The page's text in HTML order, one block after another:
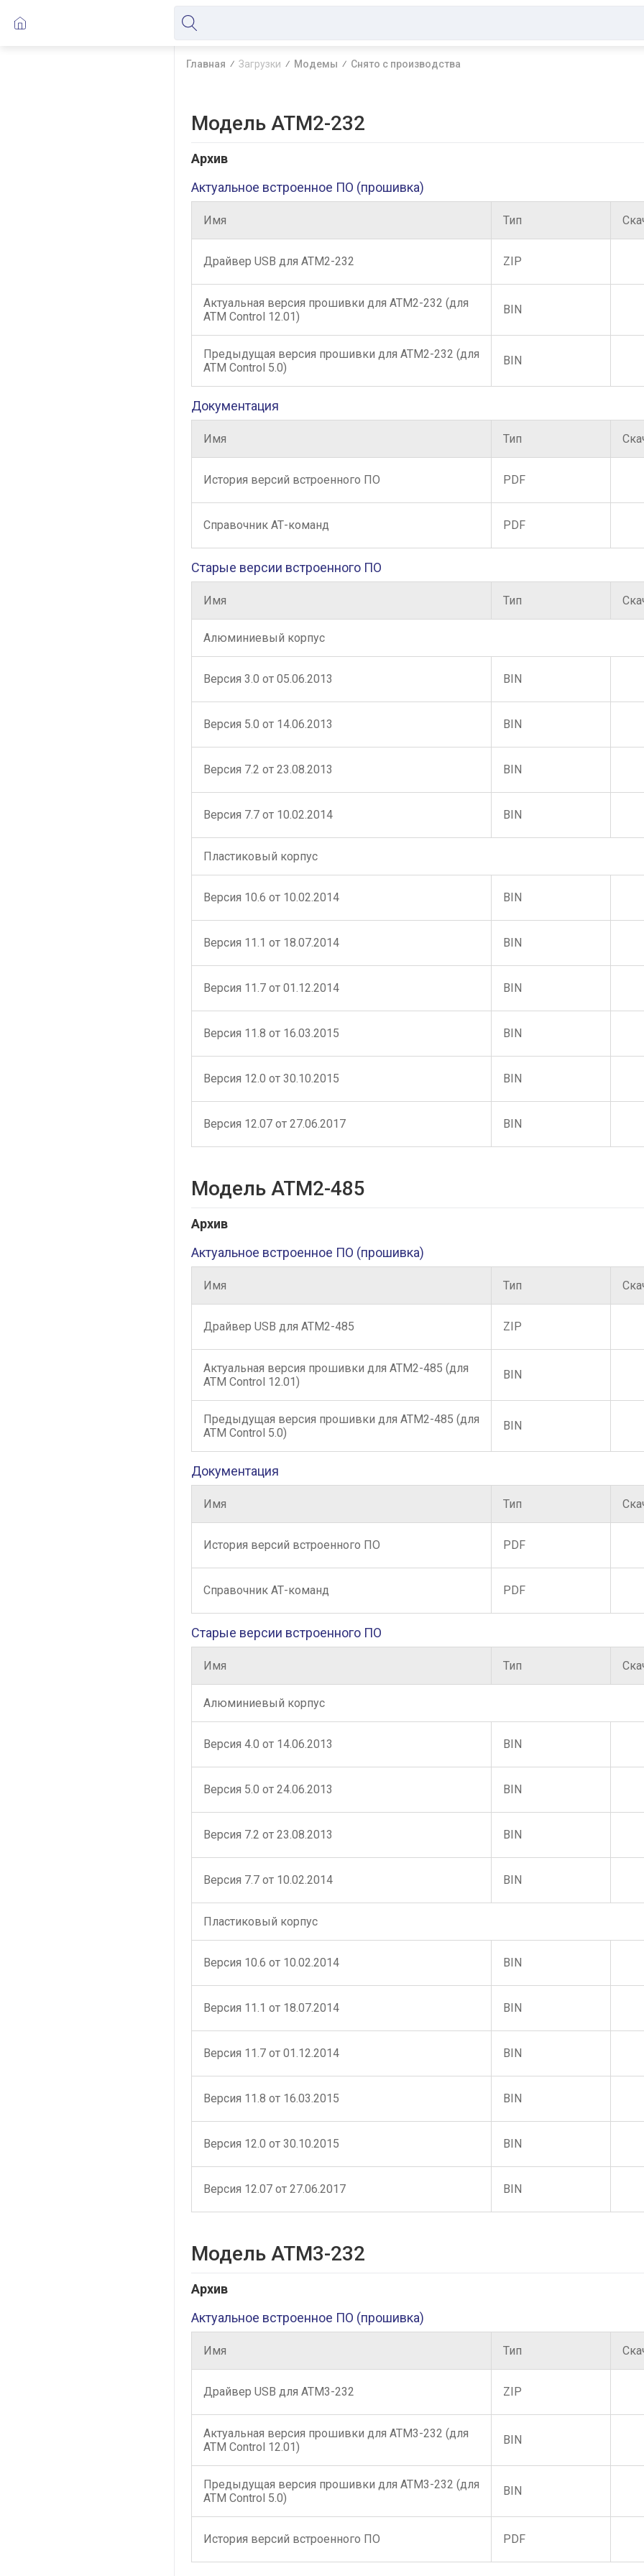
Главная Загрузки Модемы Снято с производства
Модель ATM2-232
Архив
Актуальное встроенное ПО (прошивка)
Имя Тип
Драйвер USB для АТМ2-232 ZIP
Актуальная версия прошивки для АТМ2-232 (для
ATM Control 12.01)
BIN
Предыдущая версия прошивки для АТМ2-232 (для
ATM Control 5.0)
BIN
Документация
Имя Тип
История версий встроенного ПО PDF
Справочник АТ-команд PDF
Старые версии встроенного ПО
Имя Тип
Алюминиевый корпус
Версия 3.0 от 05.06.2013 BIN
Версия 5.0 от 14.06.2013 BIN
Версия 7.2 от 23.08.2013 BIN
Версия 7.7 от 10.02.2014 BIN
Пластиковый корпус
Версия 10.6 от 10.02.2014 BIN
Версия 11.1 от 18.07.2014 BIN
Версия 11.7 от 01.12.2014 BIN
Версия 11.8 от 16.03.2015 BIN
Версия 12.0 от 30.10.2015 BIN
Версия 12.07 от 27.06.2017 BIN
Модель ATM2-485
Архив
Актуальное встроенное ПО (прошивка)
Имя Тип
Драйвер USB для АТМ2-485 ZIP
Актуальная версия прошивки для АТМ2-485 (для
ATM Control 12.01)
BIN
Предыдущая версия прошивки для АТМ2-485 (для
ATM Control 5.0)
BIN
Документация
Имя Тип
История версий встроенного ПО PDF
Справочник АТ-команд PDF
Старые версии встроенного ПО
Имя Тип
Алюминиевый корпус
Версия 4.0 от 14.06.2013 BIN
Версия 5.0 от 24.06.2013 BIN
Версия 7.2 от 23.08.2013 BIN
Версия 7.7 от 10.02.2014 BIN
Пластиковый корпус
Версия 10.6 от 10.02.2014 BIN
Версия 11.1 от 18.07.2014 BIN
Версия 11.7 от 01.12.2014 BIN
Версия 11.8 от 16.03.2015 BIN
Версия 12.0 от 30.10.2015 BIN
Версия 12.07 от 27.06.2017 BIN
Модель ATM3-232
Архив
Актуальное встроенное ПО (прошивка)
Имя Тип
Драйвер USB для АТМ3-232 ZIP
Актуальная версия прошивки для АТМ3-232 (для
ATM Control 12.01)
BIN
Предыдущая версия прошивки для АТМ3-232 (для
ATM Control 5.0)
BIN
История версий встроенного ПО PDF